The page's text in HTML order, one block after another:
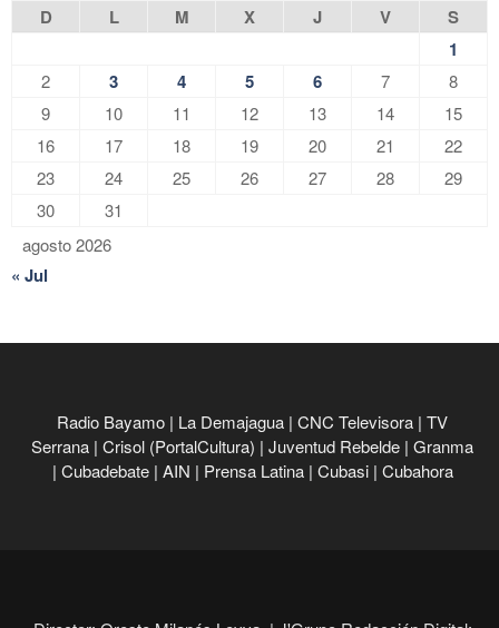
agosto 2026
D L M X J V
S
1
2 3 4 5 6 7
8
9
10 11 12 13 14
15
16
17 18 19 20 21
22
23
24 25 26 27 28
29
30
31
« Jul
Radio Bayamo | La Demajagua | CNC Televisora | TV
Serrana | Crisol (PortalCultura) | Juventud Rebelde | Granma
| Cubadebate | AIN | Prensa Latina | Cubasi | Cubahora